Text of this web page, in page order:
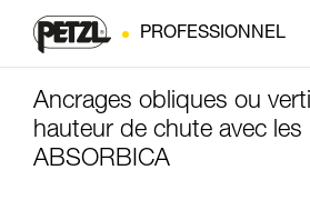
PROFESSIONNEL
Ancrages obliques ou
hauteur de chute avec les
ABSORBICA